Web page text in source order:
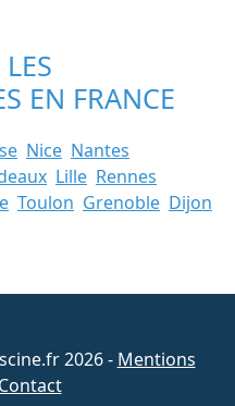
EN FRANCE
Nice Nantes
Lille Rennes
Toulon Grenoble Dijon
2026 - Mentions
Contact